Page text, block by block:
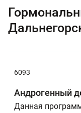
6093
Андрогенный
Данная